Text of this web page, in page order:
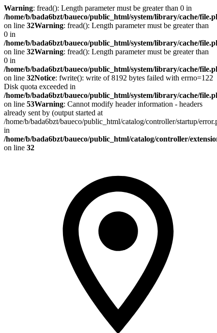
Warning: fread(): Length parameter must be greater than 0 in
/home/b/bada6bzt/baueco/public_html/system/library/cache/
on line 32Warning: fread(): Length parameter must be greater than
0 in
/home/b/bada6bzt/baueco/public_html/system/library/cache/
on line 32Warning: fread(): Length parameter must be greater than
0 in
/home/b/bada6bzt/baueco/public_html/system/library/cache/
on line 32Notice: fwrite(): write of 8192 bytes failed with errno=122
Disk quota exceeded in
/home/b/bada6bzt/baueco/public_html/system/library/cache/
on line 53Warning: Cannot modify header information - headers
already sent by (output started at
/home/b/bada6bzt/baueco/public_html/catalog/controller/startup/
in
/home/b/bada6bzt/baueco/public_html/catalog/controller/
on line 32